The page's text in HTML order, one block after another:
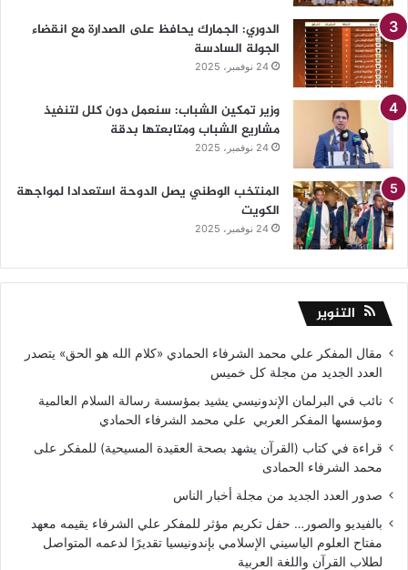
الدوري: الجمارك يحافظ على الصدارة مع انقضاء
الجولة السادسة
24 نوفمبر، 2025
وزير تمكين الشباب: سنعمل دون كلل لتنفيذ
مشاريع الشباب ومتابعتها بدقة
24 نوفمبر، 2025
المنتخب الوطني يصل الدوحة استعدادا لمواجهة
الكويت
24 نوفمبر، 2025
التنوير
مقال المفكر علي محمد الشرفاء الحمادي «كلام الله هو الحق» يتصدر
العدد الجديد من مجلة كل خميس
نائب في البرلمان الإندونيسي يشيد بمؤسسة رسالة السلام العالمية
ومؤسسها المفكر العربي علي محمد الشرفاء الحمادي
قراءة في كتاب (القرآن يشهد بصحة العقيدة المسيحية) للمفكر على
محمد الشرفاء الحمادى
صدور العدد الجديد من مجلة أخبار الناس
بالفيديو والصور… حفل تكريم مؤثر للمفكر علي الشرفاء يقيمه معهد
مفتاح العلوم الياسيني الإسلامي بإندونيسيا تقديرًا لدعمه المتواصل
لطلاب القرآن واللغة العربية